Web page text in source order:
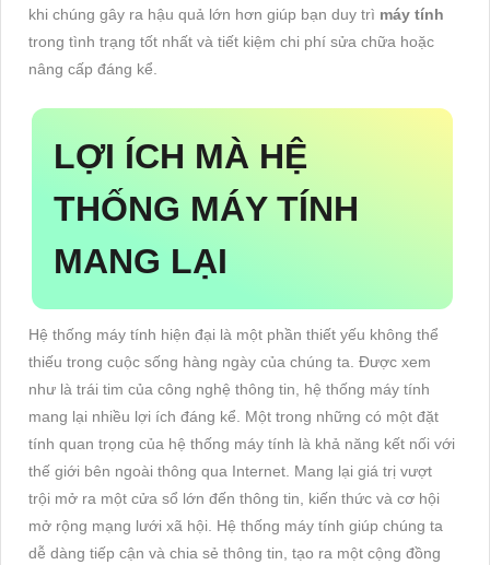
khi chúng gây ra hậu quả lớn hơn giúp bạn duy trì máy tính
trong tình trạng tốt nhất và tiết kiệm chi phí sửa chữa hoặc
nâng cấp đáng kể.
LỢI ÍCH MÀ HỆ
THỐNG MÁY TÍNH
MANG LẠI
Hệ thống máy tính hiện đại là một phần thiết yếu không thể
thiếu trong cuộc sống hàng ngày của chúng ta. Được xem
như là trái tim của công nghệ thông tin, hệ thống máy tính
mang lại nhiều lợi ích đáng kể. Một trong những có một đặt
tính quan trọng của hệ thống máy tính là khả năng kết nối với
thế giới bên ngoài thông qua Internet. Mang lại giá trị vượt
trội mở ra một cửa sổ lớn đến thông tin, kiến thức và cơ hội
mở rộng mạng lưới xã hội. Hệ thống máy tính giúp chúng ta
dễ dàng tiếp cận và chia sẻ thông tin, tạo ra một cộng đồng